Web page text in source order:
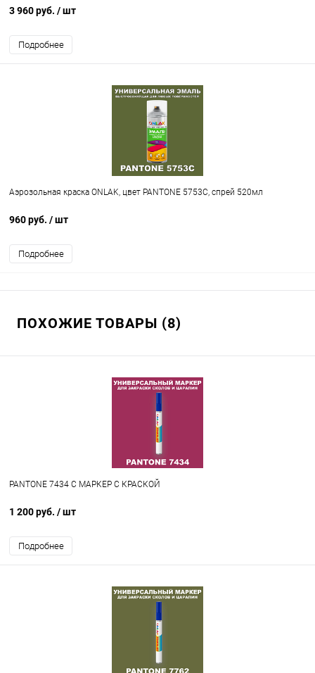
3 960 руб. / шт
Подробнее
Аэрозольная краска ONLAK, цвет PANTONE 5753C, спрей 520мл
960 руб. / шт
Подробнее
ПОХОЖИЕ ТОВАРЫ (8)
PANTONE 7434 C МАРКЕР С КРАСКОЙ
1 200 руб. / шт
Подробнее